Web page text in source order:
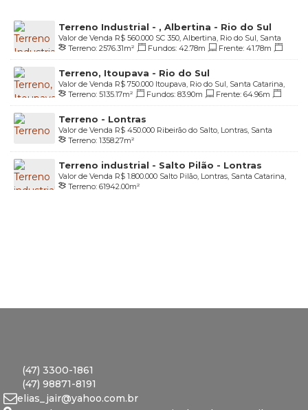
Terreno Industrial - , Albertina - Rio do Sul
R$ 560.000
Valor de Venda
SC 350, Albertina, Rio do Sul, Santa
Catarina, Brasil
Terreno: 2576.31m² , Fundos: 42.78m , Frente: 41.78m ,
Lado Direito: 87.06m , Lado Esquerdo: 76.27m
Terreno, Itoupava - Rio do Sul
R$ 750.000
Valor de Venda
Itoupava, Rio do Sul, Santa Catarina,
BrasilTerreno: 5135.17m² , Fundos: 83.90m , Frente: 64.96m ,
Lado Direito: 89.10m , Lado Esquerdo: 59.72m
Terreno - Lontras
R$ 450.000
Valor de Venda
Ribeirão do Salto, Lontras, Santa
Catarina, Brasil
Terreno: 1358.27m²
Terreno industrial - Salto Pilão - Lontras
R$ 1.800.000
Valor de Venda
Salto Pilão, Lontras, Santa Catarina,
BrasilTerreno: 61942.00m²
(47) 3300-1861
(47) 98871-8191
elias_jair@yahoo.com.br